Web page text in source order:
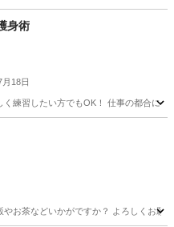
身術
月18日
練習したい方でもOK！ 仕事の都合に
お茶などいかがですか？ よろしくお願